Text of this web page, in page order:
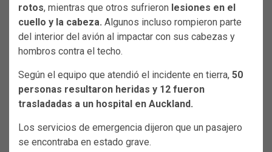
rotos, mientras que otros sufrieron lesiones en el
cuello y la cabeza. Algunos incluso rompieron parte
del interior del avión al impactar con sus cabezas y
hombros contra el techo.
Según el equipo que atendió el incidente en tierra, 50
personas resultaron heridas y 12 fueron
trasladadas a un hospital en Auckland.
Los servicios de emergencia dijeron que un pasajero
se encontraba en estado grave.